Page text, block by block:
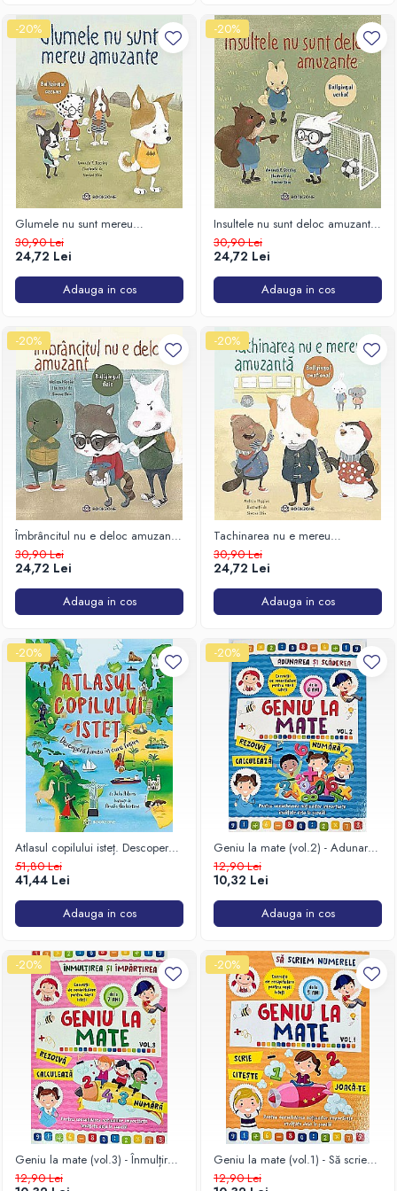
-20%
Glumele nu sunt mereu
amuzante. Bullyingul ascuns
30,90 Lei
24,72 Lei
Adauga in cos
-20%
Insultele nu sunt deloc amuzante.
Bullyingul verbal
30,90 Lei
24,72 Lei
Adauga in cos
-20%
Îmbrâncitul nu e deloc amuzant.
Bullyingul fizic
30,90 Lei
24,72 Lei
Adauga in cos
-20%
Tachinarea nu e mereu
amuzantă. Bullyingul emoțional
30,90 Lei
24,72 Lei
Adauga in cos
-20%
Atlasul copilului isteț. Descoperă
lumea în care trăim
51,80 Lei
41,44 Lei
Adauga in cos
-20%
Geniu la mate (vol.2) - Adunarea
și scăderea
12,90 Lei
10,32 Lei
Adauga in cos
-20%
Geniu la mate (vol.3) - Înmulțirea
și împărțirea
12,90 Lei
-20%
Geniu la mate (vol.1) - Să scriem
numerele
12,90 Lei